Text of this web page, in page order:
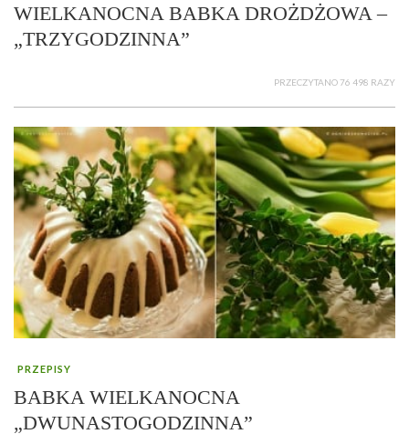
WIELKANOCNA BABKA DROŻDŻOWA –
„TRZYGODZINNA”
PRZECZYTANO 76 498 RAZY
PRZEPISY
BABKA WIELKANOCNA
„DWUNASTOGODZINNA”